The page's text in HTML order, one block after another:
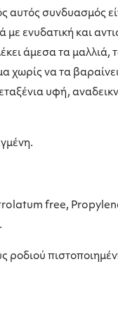
αυτός συνδυασμός
ενυδατική και
άμεσα τα
χωρίς να τα
υφή,
free,